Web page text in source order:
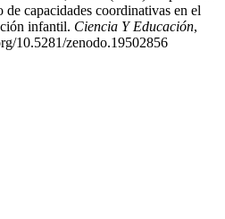
capacidades coordinativas en el
infantil. Ciencia Y Educación,
10.5281/zenodo.19502856